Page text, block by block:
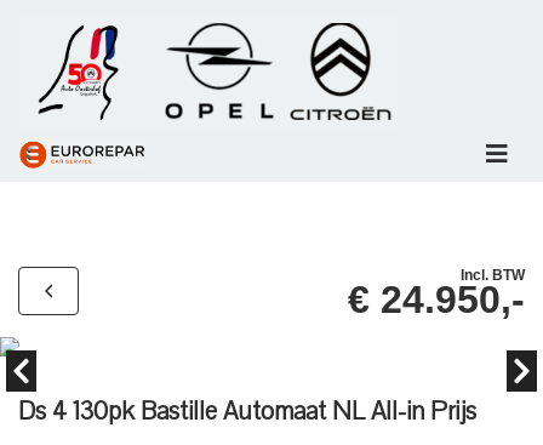
Incl. BTW
€ 24.950,-
Ds 4 130pk Bastille Automaat NL All-in Prijs